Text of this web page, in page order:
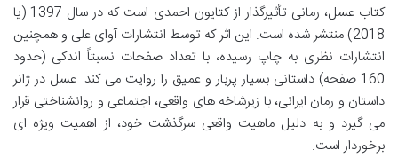
کتاب عسل، رمانی تأثیرگذار از کتایون احمدی است که در سال 1397 (یا
2018) منتشر شده است. این اثر که توسط انتشارات آوای علی و همچنین
انتشارات نظری به چاپ رسیده، با تعداد صفحات نسبتاً اندکی (حدود
160 صفحه) داستانی بسیار پربار و عمیق را روایت می کند. عسل در ژانر
داستان و رمان ایرانی، با زیرشاخه های واقعی، اجتماعی و روانشناختی قرار
می گیرد و به دلیل ماهیت واقعی سرگذشت خود، از اهمیت ویژه ای
برخوردار است.